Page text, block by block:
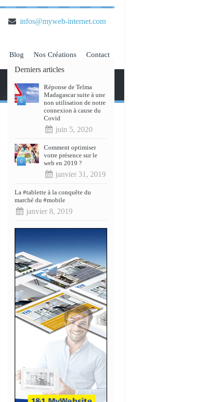
infos@myweb-internet.com
Blog Nos Créations Contact
Derniers articles
0
Réponse de Telma
Madagascar suite à une
non utilisation de notre
connexion à cause du
Covid
juin 5, 2020
0
Comment optimiser
votre présence sur le
web en 2019 ?
janvier 31, 2019
La #tablette à la conquête du
marché du #mobile
janvier 8, 2019